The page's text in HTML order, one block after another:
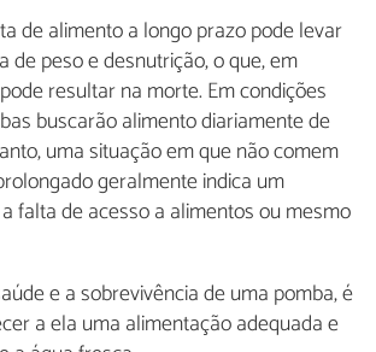
de alimento a longo prazo pode levar
de peso e desnutrição, o que, em
resultar na morte. Em condições
buscarão alimento diariamente de
uma situação em que não comem
geralmente indica um
falta de acesso a alimentos ou mesmo
e a sobrevivência de uma pomba, é
a ela uma alimentação adequada e